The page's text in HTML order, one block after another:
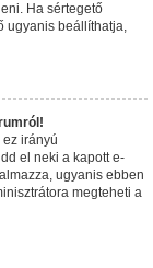
Ha sértegető
ugyanis beállíthatja,
ez irányú
el neki a kapott e-
ugyanis ebben
megteheti a